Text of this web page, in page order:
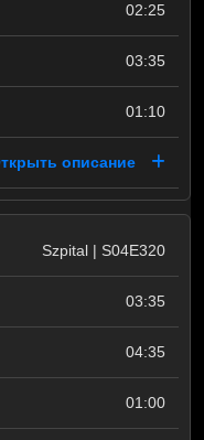
02:25
03:35
01:10
описание
Szpital | S04E320
03:35
04:35
01:00